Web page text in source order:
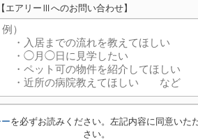
【エアリーⅢへのお問い合わせ】
を必ずお読みください。左記内容に同意いた
さい。